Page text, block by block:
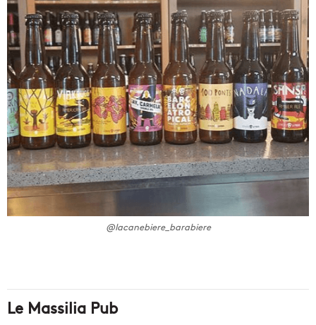
@lacanebiere_barabiere
Le Massilia Pub